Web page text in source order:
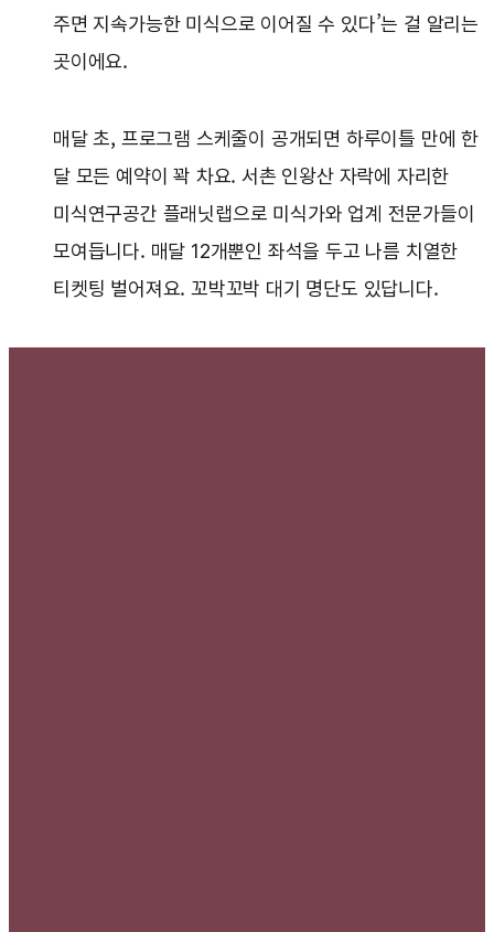
주면 지속가능한 미식으로 이어질 수 있다’는 걸 알리는
곳이에요.
매달 초, 프로그램 스케줄이 공개되면 하루이틀 만에 한
달 모든 예약이 꽉 차요. 서촌 인왕산 자락에 자리한
미식연구공간 플래닛랩으로 미식가와 업계 전문가들이
모여듭니다. 매달 12개뿐인 좌석을 두고 나름 치열한
티켓팅 벌어져요. 꼬박꼬박 대기 명단도 있답니다.